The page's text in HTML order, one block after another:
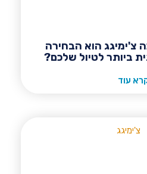
צ'ימיגג הוא הבחירה
ביותר לטיול שלכם?
עוד